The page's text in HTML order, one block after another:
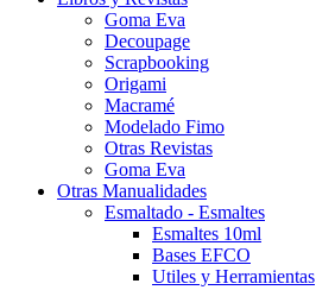
Goma Eva
Decoupage
Scrapbooking
Origami
Macramé
Modelado Fimo
Otras Revistas
Goma Eva
Otras Manualidades
Esmaltado - Esmaltes
Esmaltes 10ml
Bases EFCO
Utiles y Herramientas